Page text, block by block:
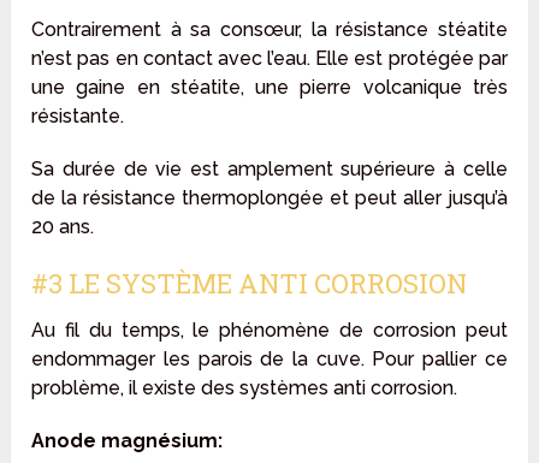
Contrairement à sa consœur, la résistance stéatite
n’est pas en contact avec l’eau. Elle est protégée par
une gaine en stéatite, une pierre volcanique très
résistante.
Sa durée de vie est amplement supérieure à celle
de la résistance thermoplongée et peut aller jusqu’à
20 ans.
#3 LE SYSTÈME ANTI CORROSION
Au fil du temps, le phénomène de corrosion peut
endommager les parois de la cuve. Pour pallier ce
problème, il existe des systèmes anti corrosion.
Anode magnésium: